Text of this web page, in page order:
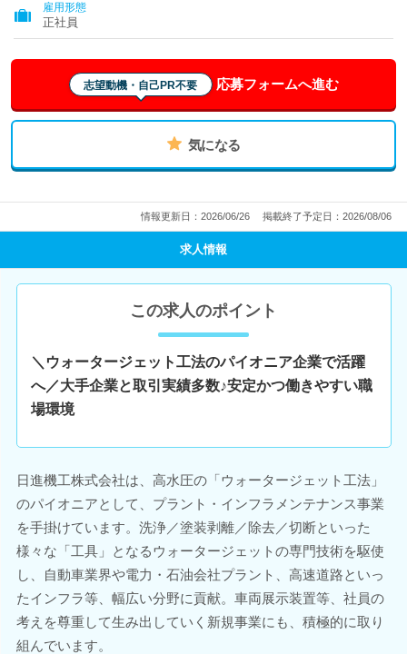
雇用形態
正社員
志望動機・自己PR不要 応募フォームへ進む
気になる
情報更新日：2026/06/26 掲載終了予定日：2026/08/06
求人情報
この求人のポイント
＼ウォータージェット工法のパイオニア企業で活躍
へ／大手企業と取引実績多数♪安定かつ働きやすい職
場環境
日進機工株式会社は、高水圧の「ウォータージェット工法」
のパイオニアとして、プラント・インフラメンテナンス事業
を手掛けています。洗浄／塗装剥離／除去／切断といった
様々な「工具」となるウォータージェットの専門技術を駆使
し、自動車業界や電力・石油会社プラント、高速道路といっ
たインフラ等、幅広い分野に貢献。車両展示装置等、社員の
考えを尊重して生み出していく新規事業にも、積極的に取り
組んでいます。